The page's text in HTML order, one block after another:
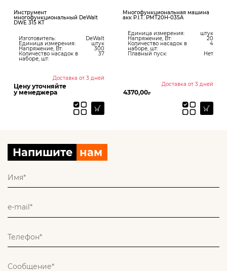
Инструмент
многофункциональный DeWalt
DWE 315 KT
Изготовитель: DeWalt
Единица измерения: штук
Напряжение, Вт: 300
Количество насадок в
наборе, шт:
37
Доставка от 3 дней
Цену уточняйте
у менеджера
Многофункциональная машина
акк P.I.T. PMT20H-035A
Единица измерения: штук
Напряжение, Вт: 20
Количество насадок в
наборе, шт:
4
Плавный пуск:
Нет
Доставка от 3 дней
4370,00₽
Напишите нам